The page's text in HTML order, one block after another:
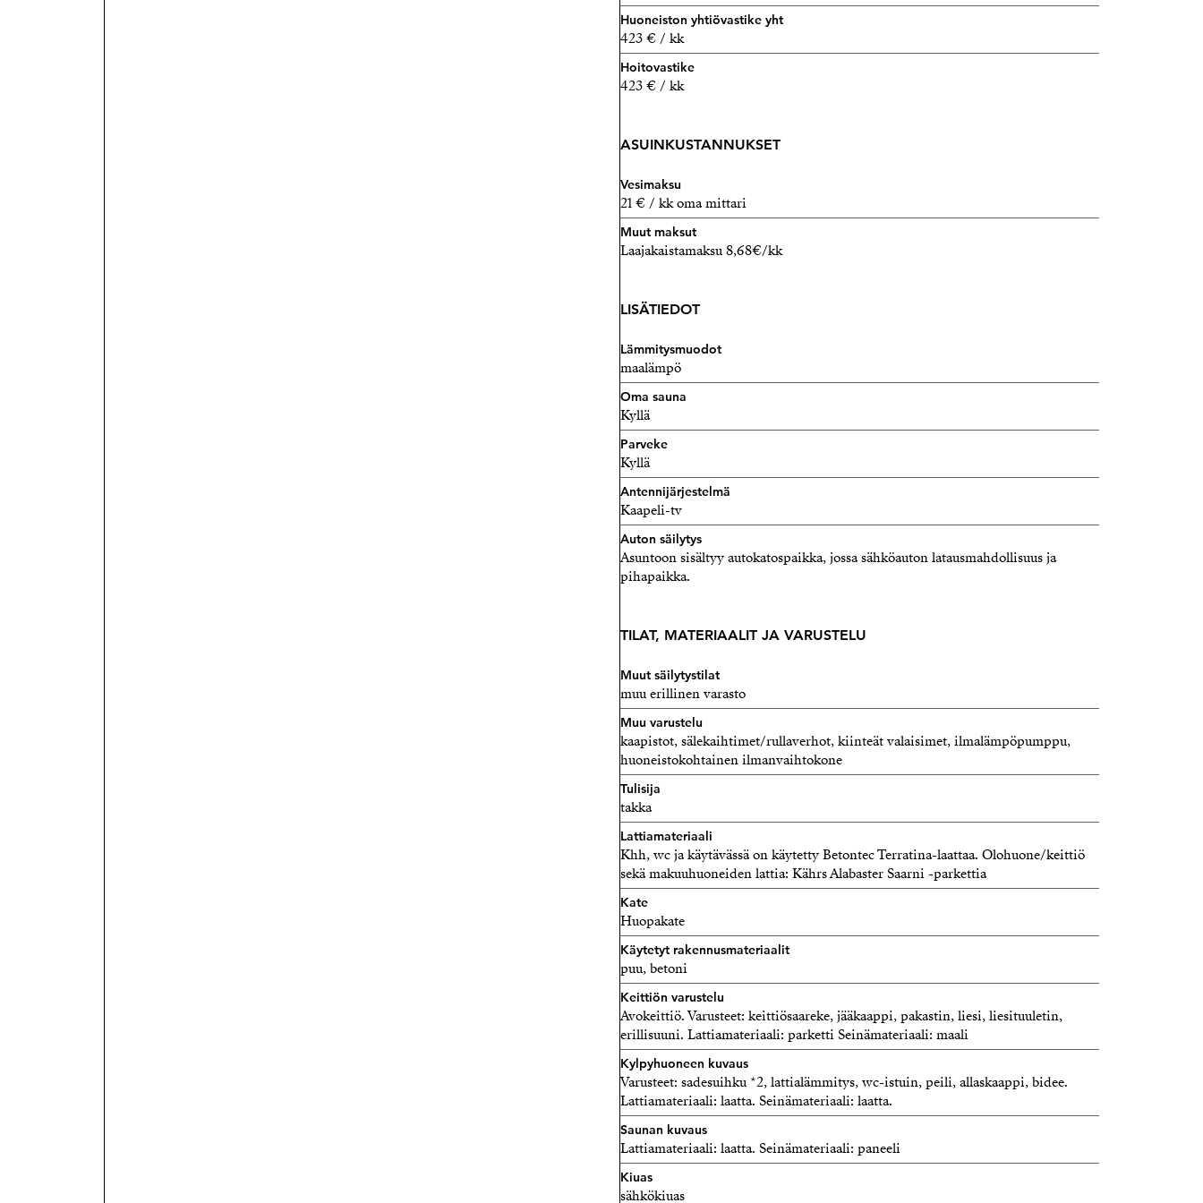
Huoneiston yhtiövastike yht
423 € / kk
Hoitovastike
423 € / kk
ASUINKUSTANNUKSET
Vesimaksu
21 € / kk oma mittari
Muut maksut
Laajakaistamaksu 8,68€/kk
LISÄTIEDOT
Lämmitysmuodot
maalämpö
Oma sauna
Kyllä
Parveke
Kyllä
Antennijärjestelmä
Kaapeli-tv
Auton säilytys
Asuntoon sisältyy autokatospaikka, jossa sähköauton latausmahdollisuus ja
pihapaikka.
TILAT, MATERIAALIT JA VARUSTELU
Muut säilytystilat
muu erillinen varasto
Muu varustelu
kaapistot, sälekaihtimet/rullaverhot, kiinteät valaisimet, ilmalämpöpumppu,
huoneistokohtainen ilmanvaihtokone
Tulisija
takka
Lattiamateriaali
Khh, wc ja käytävässä on käytetty Betontec Terratina-laattaa. Olohuone/keittiö
sekä makuuhuoneiden lattia: Kährs Alabaster Saarni -parkettia
Kate
Huopakate
Käytetyt rakennusmateriaalit
puu, betoni
Keittiön varustelu
Avokeittiö. Varusteet: keittiösaareke, jääkaappi, pakastin, liesi, liesituuletin,
erillisuuni. Lattiamateriaali: parketti Seinämateriaali: maali
Kylpyhuoneen kuvaus
Varusteet: sadesuihku *2, lattialämmitys, wc-istuin, peili, allaskaappi, bidee.
Lattiamateriaali: laatta. Seinämateriaali: laatta.
Saunan kuvaus
Lattiamateriaali: laatta. Seinämateriaali: paneeli
Kiuas
sähkökiuas